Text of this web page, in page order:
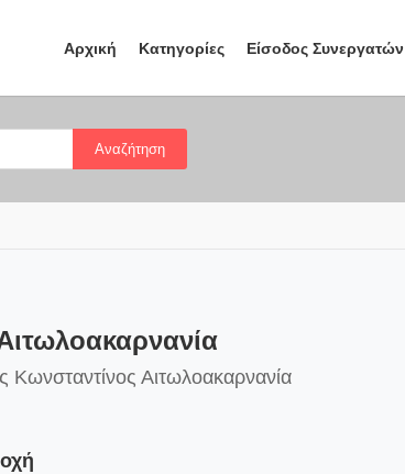
Αρχική Κατηγορίες Είσοδος Συνεργατών
Αναζήτηση
Κωνσταντίνος Αιτωλοακαρνανία